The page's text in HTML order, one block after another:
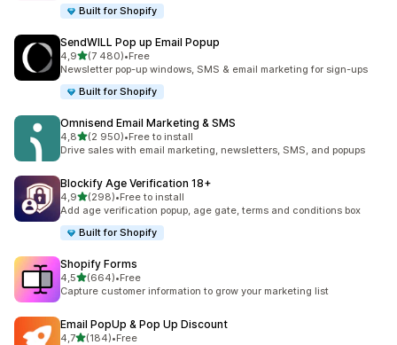
Built for Shopify
SendWILL Pop up Email Popup
4,9av 5 stjerner
(7 480)
Totalt 7480 omtaler
•Free
Newsletter pop-up windows, SMS & email marketing for sign-ups
Built for Shopify
Omnisend Email Marketing & SMS
4,8av 5 stjerner
(2 950)
Totalt 2950 omtaler
•Free to install
Drive sales with email marketing, newsletters, SMS, and popups
Blockify Age Verification 18+
4,9av 5 stjerner
(298)
Totalt 298 omtaler
•Free to install
Add age verification popup, age gate, terms and conditions box
Built for Shopify
Shopify Forms
4,5av 5 stjerner
(664)
Totalt 664 omtaler
•Free
Capture customer information to grow your marketing list
Email PopUp & Pop Up Discount
4,7av 5 stjerner
(184)•Free